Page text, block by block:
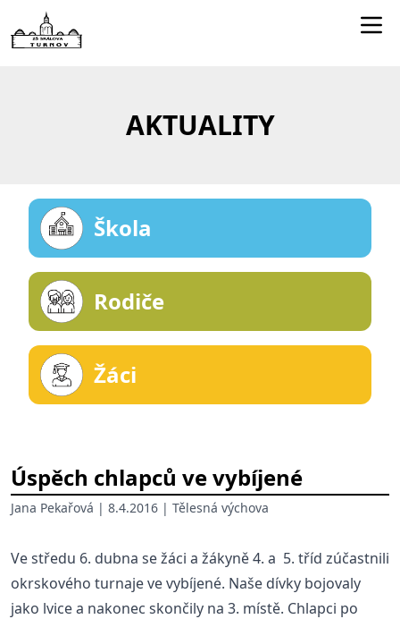
Kontakty
AKTUALITY
Škola
Rodiče
Žáci
Úspěch chlapců ve vybíjené
Jana Pekařová | 8.4.2016 | Tělesná výchova
Ve středu 6. dubna se žáci a žákyně 4. a 5. tříd zúčastnili
okrskového turnaje ve vybíjené. Naše dívky bojovaly
jako lvice a nakonec skončily na 3. místě. Chlapci po